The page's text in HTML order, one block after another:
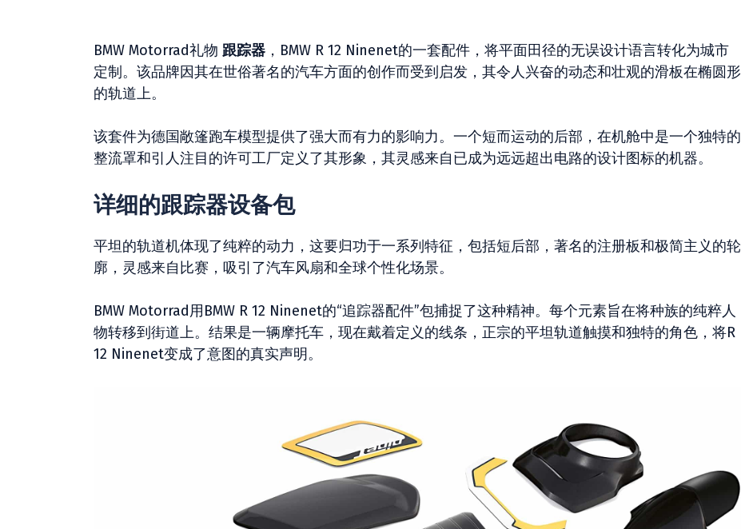
BMW Motorrad礼物 跟踪器 ，BMW R 12 Ninenet的一套配件，将平面田径的无误设计语言转化为城市
定制。该品牌因其在世俗著名的汽车方面的创作而受到启发，其令人兴奋的动态和壮观的滑板在椭圆形
的轨道上。
该套件为德国敞篷跑车模型提供了强大而有力的影响力。一个短而运动的后部，在机舱中是一个独特的
整流罩和引人注目的许可工厂定义了其形象，其灵感来自已成为远远超出电路的设计图标的机器。
详细的跟踪器设备包
平坦的轨道机体现了纯粹的动力，这要归功于一系列特征，包括短后部，著名的注册板和极简主义的轮
廓，灵感来自比赛，吸引了汽车风扇和全球个性化场景。
BMW Motorrad用BMW R 12 Ninenet的“追踪器配件”包捕捉了这种精神。每个元素旨在将种族的纯粹人
物转移到街道上。结果是一辆摩托车，现在戴着定义的线条，正宗的平坦轨道触摸和独特的角色，将R
12 Ninenet变成了意图的真实声明。